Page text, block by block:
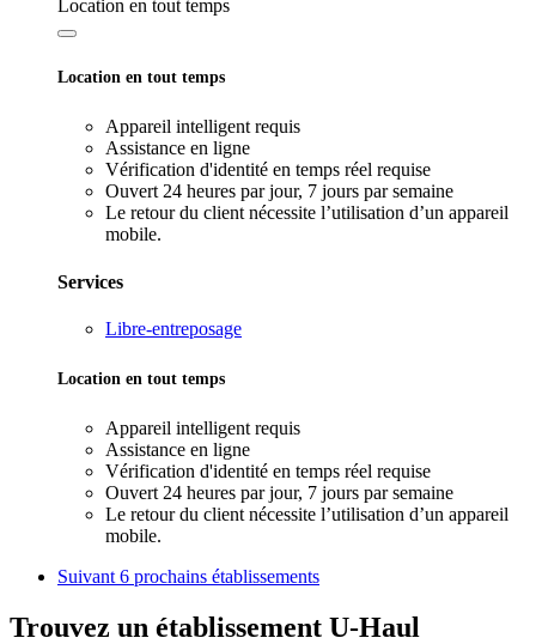
Location en tout temps
Location en tout temps
Appareil intelligent requis
Assistance en ligne
Vérification d'identité en temps réel requise
Ouvert 24 heures par jour, 7 jours par semaine
Le retour du client nécessite l’utilisation d’un appareil
mobile.
Services
Libre-entreposage
Location en tout temps
Appareil intelligent requis
Assistance en ligne
Vérification d'identité en temps réel requise
Ouvert 24 heures par jour, 7 jours par semaine
Le retour du client nécessite l’utilisation d’un appareil
mobile.
Suivant 6 prochains établissements
Trouvez un établissement U-Haul